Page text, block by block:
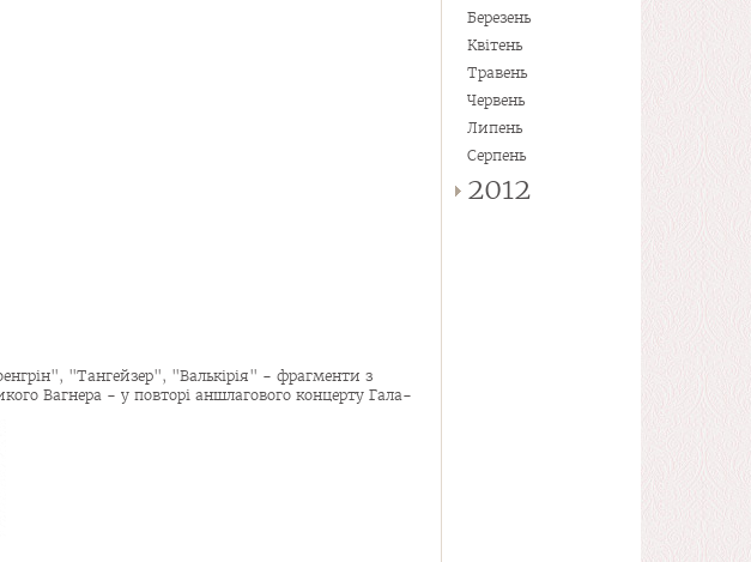
Березень
Квітень
Травень
Червень
Липень
Серпень
2012
"Тангейзер", "Валькірія" - фрагменти з
Вагнера - у повторі аншлагового концерту Гала-